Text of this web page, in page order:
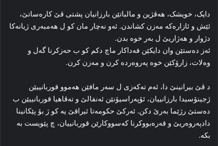
دایک، خویشک، هه‌ڤژین و مالباتێن بارزانیان پشتی ڤێ کاره‌ساتێ،
ئێش و ئازاره‌که‌ مه‌زن کشاندن. ئه‌و نه‌چار مان کو ل هه‌مبه‌ری ژیانه‌کا
دژوار و هه‌ژاریێ ل به‌ر خوه‌ بدن.
ئه‌ز ده‌ستێن وان دایکێن فه‌داکار ماچ دکم کو ب حه‌زکرنا گه‌ل و
وه‌لات، زارۆکێن خوه‌ په‌روه‌رده‌ کرن و مه‌زن کرن.
د ڤێ بیرانینێ دا، ئه‌م ته‌که‌زی ل سه‌ر مافێن هه‌موو قوربانییێن
ژجینۆسیدا بارزانییان، ئۆپه‌راسیۆنێن ئه‌نفالێ و ته‌ڤاهیا قوربانییێن ب
ده‌ستێ رژێما به‌رێ دکن. ئه‌رکێ حکومه‌تا ئیراقێ یه‌ کو ژ بۆ پێکانینا
دادپەروەریێ و قه‌ره‌بووکرنا کەسووکارێن قوربانییان، چ پێویست به‌
بکه‌.